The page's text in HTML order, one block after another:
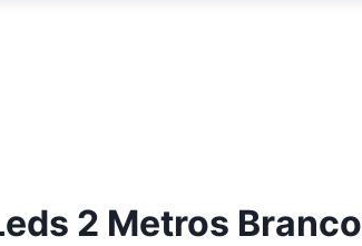
2 Metros Branco